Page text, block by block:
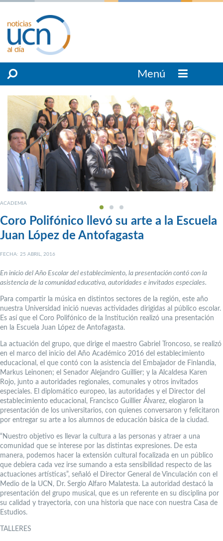
Menú
ACADEMIA
Coro Polifónico llevó su arte a la Escuela
Juan López de Antofagasta
FECHA: 25 ABRIL, 2016
En inicio del Año Escolar del establecimiento, la presentación contó con la
asistencia de la comunidad educativa, autoridades e invitados especiales.
Para compartir la música en distintos sectores de la región, este año
nuestra Universidad inició nuevas actividades dirigidas al público escolar.
Es así que el Coro Polifónico de la Institución realizó una presentación
en la Escuela Juan López de Antofagasta.
La actuación del grupo, que dirige el maestro Gabriel Troncoso, se realizó
en el marco del inicio del Año Académico 2016 del establecimiento
educacional, el que contó con la asistencia del Embajador de Finlandia,
Markus Leinonen; el Senador Alejandro Guillier; y la Alcaldesa Karen
Rojo, junto a autoridades regionales, comunales y otros invitados
especiales. El diplomático europeo, las autoridades y el Director del
establecimiento educacional, Francisco Guillier Álvarez, elogiaron la
presentación de los universitarios, con quienes conversaron y felicitaron
por entregar su arte a los alumnos de educación básica de la ciudad.
“Nuestro objetivo es llevar la cultura a las personas y atraer a una
comunidad que se interese por las distintas expresiones. De esta
manera, podemos hacer la extensión cultural focalizada en un público
que debiera cada vez irse sumando a esta sensibilidad respecto de las
actuaciones artísticas”, señaló el Director General de Vinculación con el
Medio de la UCN, Dr. Sergio Alfaro Malatesta. La autoridad destacó la
presentación del grupo musical, que es un referente en su disciplina por
su calidad y trayectoria, con una historia que nace con nuestra Casa de
Estudios.
TALLERES